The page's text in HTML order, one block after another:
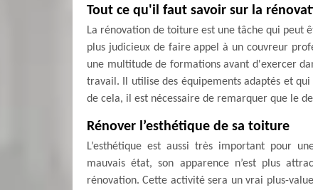
Tout ce qu'il faut savoir sur la
La rénovation de toiture est une tâche qui peut
plus judicieux de faire appel à un couvreur
une multitude de formations avant d'exercer
travail. Il utilise des équipements adaptés et
de cela, il est nécessaire de remarquer que le
Rénover l’esthétique de sa toiture
L’esthétique est aussi très important pour
mauvais état, son apparence n’est plus
rénovation. Cette activité sera un vrai plus-